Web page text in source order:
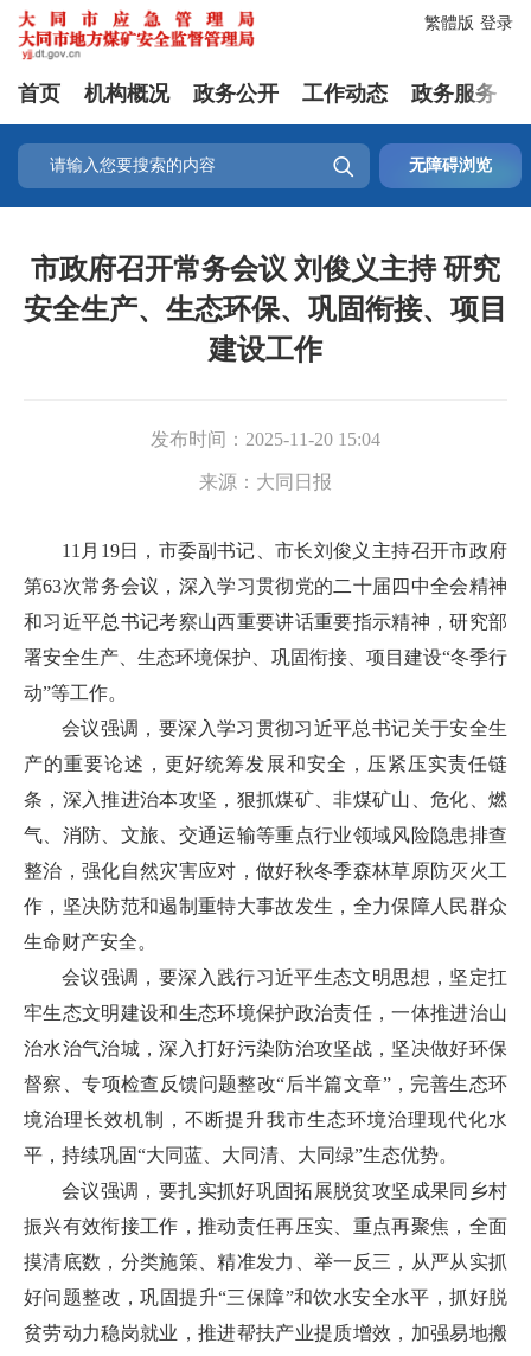
登录
繁體版
首页 机构概况 政务公开 工作动态 政务服务
 无障碍浏览
市政府召开常务会议 刘俊义主持 研究
安全生产、生态环保、巩固衔接、项目
建设工作
发布时间： 2025-11-20 15:04
来源： 大同日报
11月19日，市委副书记、市长刘俊义主持召开市政府
第63次常务会议，深入学习贯彻党的二十届四中全会精神
和习近平总书记考察山西重要讲话重要指示精神，研究部
署安全生产、生态环境保护、巩固衔接、项目建设“冬季行
动”等工作。
会议强调，要深入学习贯彻习近平总书记关于安全生
产的重要论述，更好统筹发展和安全，压紧压实责任链
条，深入推进治本攻坚，狠抓煤矿、非煤矿山、危化、燃
气、消防、文旅、交通运输等重点行业领域风险隐患排查
整治，强化自然灾害应对，做好秋冬季森林草原防灭火工
作，坚决防范和遏制重特大事故发生，全力保障人民群众
生命财产安全。
会议强调，要深入践行习近平生态文明思想，坚定扛
牢生态文明建设和生态环境保护政治责任，一体推进治山
治水治气治城，深入打好污染防治攻坚战，坚决做好环保
督察、专项检查反馈问题整改“后半篇文章”，完善生态环
境治理长效机制，不断提升我市生态环境治理现代化水
平，持续巩固“大同蓝、大同清、大同绿”生态优势。
会议强调，要扎实抓好巩固拓展脱贫攻坚成果同乡村
振兴有效衔接工作，推动责任再压实、重点再聚焦，全面
摸清底数，分类施策、精准发力、举一反三，从严从实抓
好问题整改，巩固提升“三保障”和饮水安全水平，抓好脱
贫劳动力稳岗就业，推进帮扶产业提质增效，加强易地搬